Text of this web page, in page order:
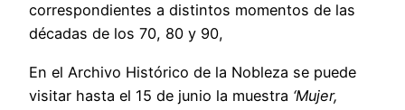
correspondientes a distintos momentos de las
décadas de los 70, 80 y 90,
En el Archivo Histórico de la Nobleza se puede
visitar hasta el 15 de junio la muestra ‘Mujer,